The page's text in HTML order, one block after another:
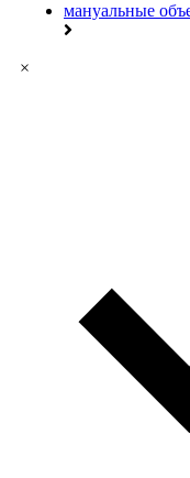
мануальные
×